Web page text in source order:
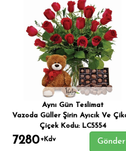
Aynı Gün Teslimat
Çiçek Kodu: LC5554
7280+Kdv Gönder